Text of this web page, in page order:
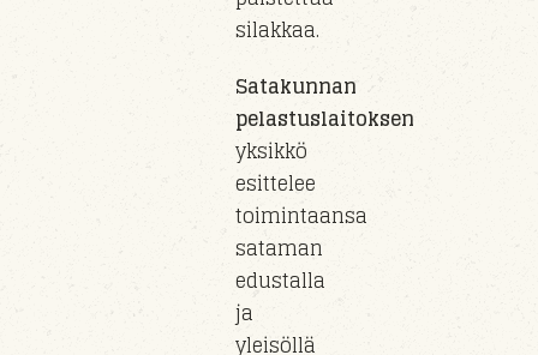
silakkaa.
Satakunnan
pelastuslaitoksen
yksikkö
esittelee
toimintaansa
sataman
edustalla
ja
yleisöllä